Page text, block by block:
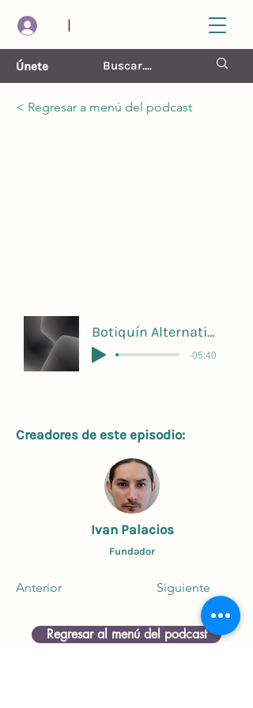
|
Únete
< Regresar a menú del podcast
Botiquín Alternativo 12
-05:40
Creadores de este episodio:
Ivan Palacios
Fundador
Anterior Siguiente
Regresar al menú del podcast